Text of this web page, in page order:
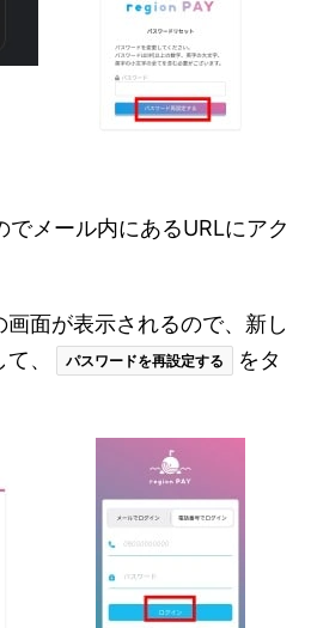
でメール内にあるURLにアク
面が表示されるので、新し
、
パスワードを再設定する
をタ